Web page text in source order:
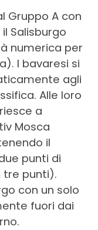
Gruppo A con
Salisburgo
numerica per
I bavaresi si
agli
Alle loro
a
Mosca
il
punti di
tre punti).
con un solo
fuori dai